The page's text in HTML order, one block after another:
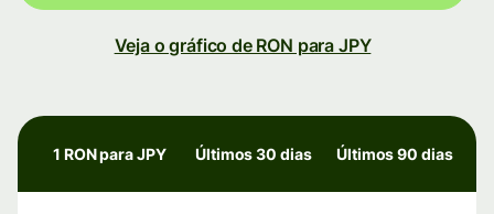
Veja o gráfico de RON para JPY
1 RON para JPY Últimos 30 dias Últimos 90 dias